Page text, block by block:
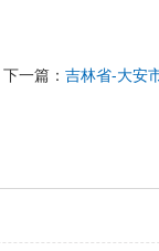
下一篇：吉林省-大安